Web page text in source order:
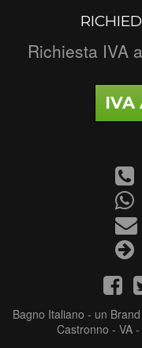
Richiesta IVA
IVA
Bagno Italiano - un
Castronno - VA